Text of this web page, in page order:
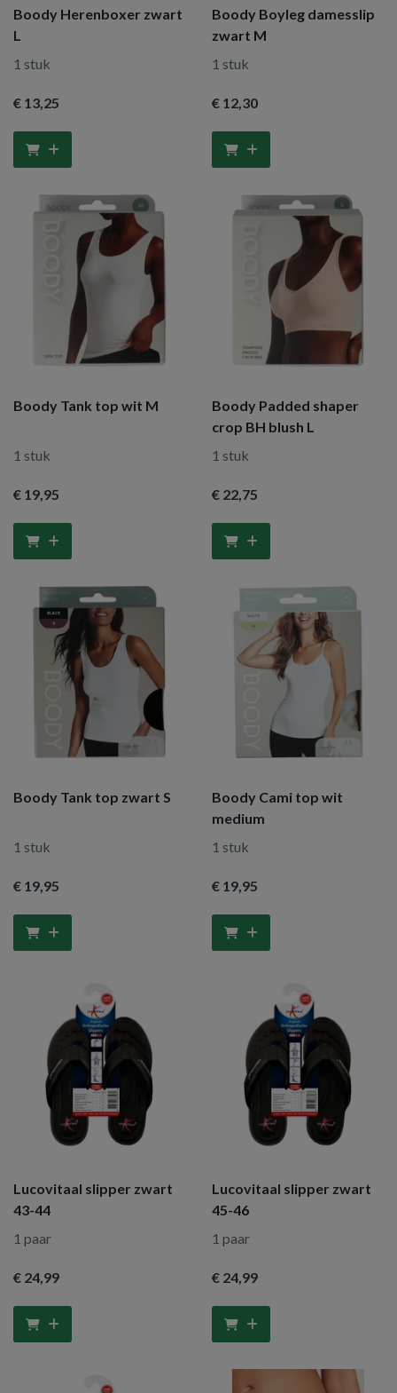
Boody Herenboxer zwart
L
1 stuk
€ 13,25
Boody Boyleg damesslip
zwart M
1 stuk
€ 12,30
Boody Tank top wit M
1 stuk
€ 19,95
Boody Padded shaper
crop BH blush L
1 stuk
€ 22,75
Boody Tank top zwart S
1 stuk
€ 19,95
Boody Cami top wit
medium
1 stuk
€ 19,95
Lucovitaal slipper zwart
43-44
1 paar
€ 24,99
Lucovitaal slipper zwart
45-46
1 paar
€ 24,99